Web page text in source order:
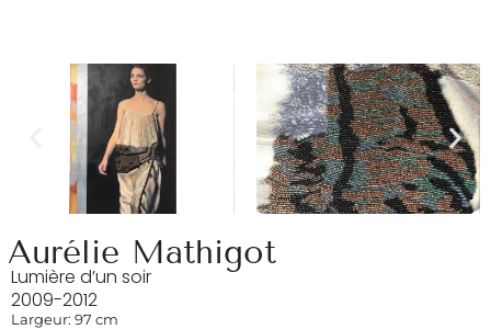
Aurélie Mathigot
Lumière d’un soir
2009-2012
Largeur: 97 cm